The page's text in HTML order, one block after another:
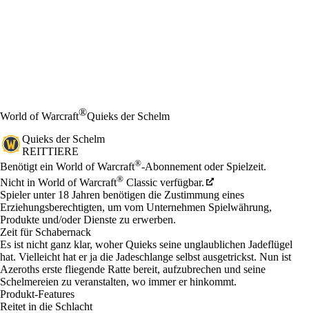
World of Warcraft®Quieks der Schelm
Quieks der Schelm
REITTIERE
Preis
Available actions
Benötigt ein World of Warcraft®-Abonnement oder Spielzeit.
Nicht in World of Warcraft® Classic verfügbar.
Spieler unter 18 Jahren benötigen die Zustimmung eines
Erziehungsberechtigten, um vom Unternehmen Spielwährung,
Produkte und/oder Dienste zu erwerben.
Zeit für Schabernack
Es ist nicht ganz klar, woher Quieks seine unglaublichen Jadeflügel
hat. Vielleicht hat er ja die Jadeschlange selbst ausgetrickst. Nun ist
Azeroths erste fliegende Ratte bereit, aufzubrechen und seine
Schelmereien zu veranstalten, wo immer er hinkommt.
Produkt-Features
Reitet in die Schlacht